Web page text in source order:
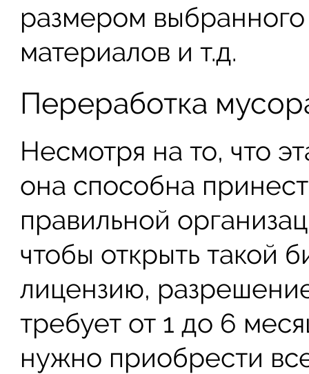
размером выбранного
материалов и т.д.
Переработка
Несмотря на то, что
она способна
правильной
чтобы открыть такой
лицензию,
требует от 1 до 6
нужно приобрести